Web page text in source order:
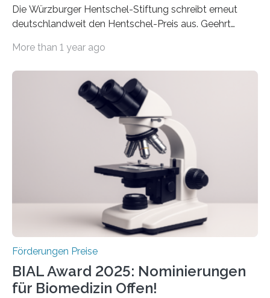
Die Würzburger Hentschel-Stiftung schreibt erneut
deutschlandweit den Hentschel-Preis aus. Geehrt
hochrangige wissenschaftliche Publikation zum Thema
Schlaganfall“ mit Sitz in Würzburg fördert die
Schlaganfallforschung, um die Behandlung der
Betroffenen zu verbessern. Dazu schreibt sie auch in
diesem Jahr wieder deutschlandweit den Hentschel-
Preis aus. Er richtet sich gezielt an jüngere
Forscherinnen und Forscher unter 40 Jahren. Geehrt
werden soll eine herausragende Doktorarbeit oder eine
hochrangige wissenschaftliche Publikation zum Thema
More than 1 year ago
Förderungen Preise
BIAL Award 2025: Nominierungen
für Biomedizin Offen!